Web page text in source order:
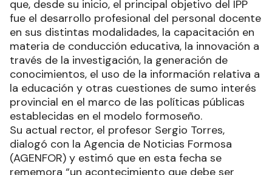
que, desde su inicio, el principal objetivo del IPP
fue el desarrollo profesional del personal docente
en sus distintas modalidades, la capacitación en
materia de conducción educativa, la innovación a
través de la investigación, la generación de
conocimientos, el uso de la información relativa a
la educación y otras cuestiones de sumo interés
provincial en el marco de las políticas públicas
establecidas en el modelo formoseño.
Su actual rector, el profesor Sergio Torres,
dialogó con la Agencia de Noticias Formosa
(AGENFOR) y estimó que en esta fecha se
rememora “un acontecimiento que debe ser